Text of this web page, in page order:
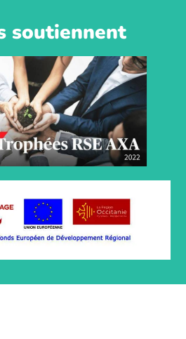
soutiennent